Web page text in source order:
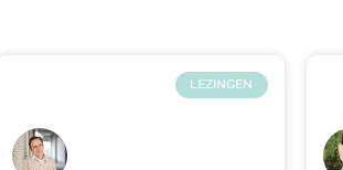
LEZINGEN